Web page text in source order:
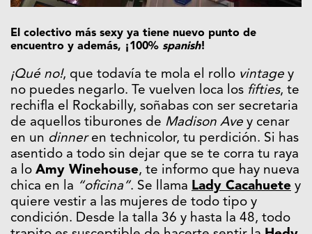
El colectivo más sexy ya tiene nuevo punto de
encuentro y además, ¡100% spanish!
¡Qué no!, que todavía te mola el rollo vintage y
no puedes negarlo. Te vuelven loca los fifties, te
rechifla el Rockabilly, soñabas con ser secretaria
de aquellos tiburones de Madison Ave y cenar
en un dinneren technicolor, tu perdición. Si has
asentido a todo sin dejar que se te corra tu raya
a lo Amy Winehouse, te informo que hay nueva
chica en la “oficina”. Se llama Lady Cacahuete y
quiere vestir a las mujeres de todo tipo y
condición. Desde la talla 36 y hasta la 48, todo